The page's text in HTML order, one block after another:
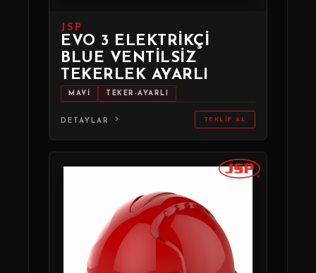
JSP
EVO 3 ELEKTRIKÇI
BLUE VENTILSIZ
TEKERLEK AYARLI
MAVİ TEKER-AYARLI
DETAYLAR TEKLIF AL